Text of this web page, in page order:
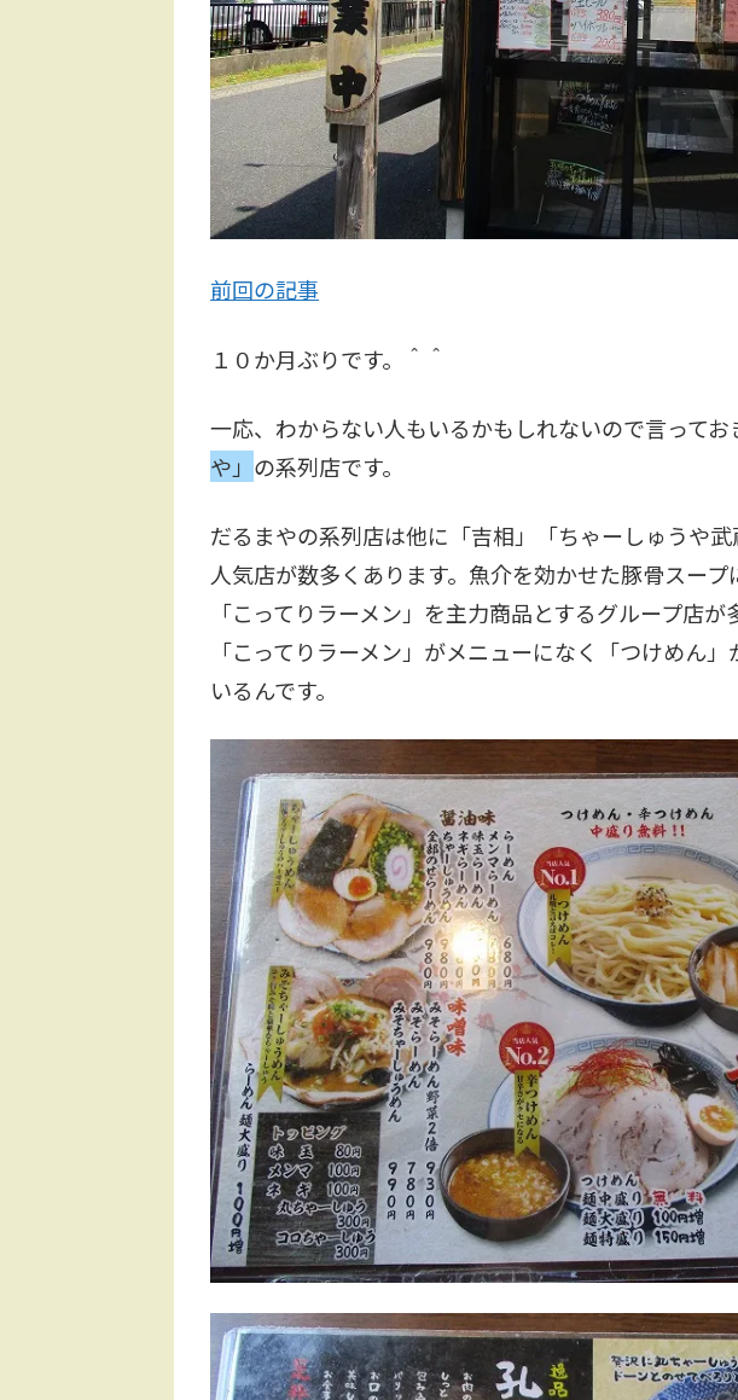
前回の記事
１０か月ぶりです。＾＾
一応、わからない人もいるかもしれないので言ってお
や」 の系列店です。
だるまやの系列店は他に「吉相」「ちゃーしゅうや
人気店が数多くあります。魚介を効かせた豚骨スー
「こってりラーメン」を主力商品とするグループ店
「こってりラーメン」がメニューになく「つけめん
いるんです。